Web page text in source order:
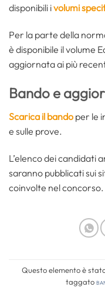
disponibili ivolumi
Per la parte della
è disponibile il volume
aggiornata ai più
Bando e
Scarica il bando per le
e sulle prove.
L’elenco dei candidati
saranno pubblicati sui
coinvolte nel concorso.
Questo elemento è
taggato